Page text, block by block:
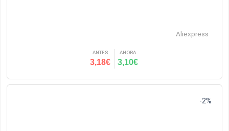
Aliexpress
ANTES
3,18€
AHORA
3,10€
-2%